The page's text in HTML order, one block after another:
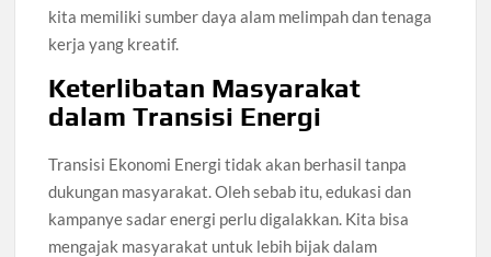
kita memiliki sumber daya alam melimpah dan tenaga
kerja yang kreatif.
Keterlibatan Masyarakat
dalam Transisi Energi
Transisi Ekonomi Energi tidak akan berhasil tanpa
dukungan masyarakat. Oleh sebab itu, edukasi dan
kampanye sadar energi perlu digalakkan. Kita bisa
mengajak masyarakat untuk lebih bijak dalam